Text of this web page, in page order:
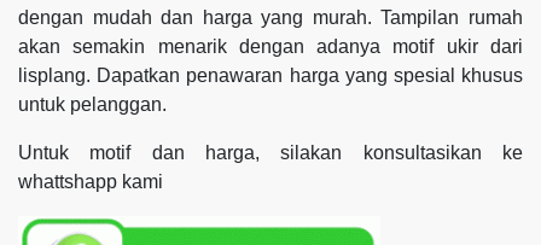
dengan mudah dan harga yang murah. Tampilan rumah
akan semakin menarik dengan adanya motif ukir dari
lisplang. Dapatkan penawaran harga yang spesial khusus
untuk pelanggan.
Untuk motif dan harga, silakan konsultasikan ke
whattshapp kami